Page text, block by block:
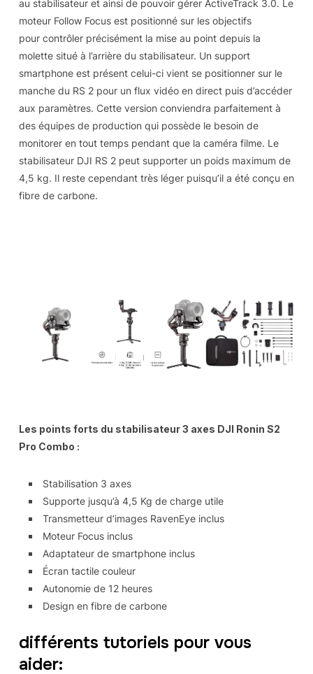
au stabilisateur et ainsi de pouvoir gérer ActiveTrack 3.0. Le
moteur Follow Focus est positionné sur les objectifs
pour contrôler précisément la mise au point depuis la
molette situé à l’arrière du stabilisateur. Un support
smartphone est présent celui-ci vient se positionner sur le
manche du RS 2 pour un flux vidéo en direct puis d’accéder
aux paramètres. Cette version conviendra parfaitement à
des équipes de production qui possède le besoin de
monitorer en tout temps pendant que la caméra filme. Le
stabilisateur DJI RS 2 peut supporter un poids maximum de
4,5 kg. Il reste cependant très léger puisqu’il a été conçu en
fibre de carbone.
Les points forts du stabilisateur 3 axes DJI Ronin S2
Pro Combo :
Stabilisation 3 axes
Supporte jusqu’à 4,5 Kg de charge utile
Transmetteur d’images RavenEye inclus
Moteur Focus inclus
Adaptateur de smartphone inclus
Écran tactile couleur
Autonomie de 12 heures
Design en fibre de carbone
différents tutoriels pour vous
aider: